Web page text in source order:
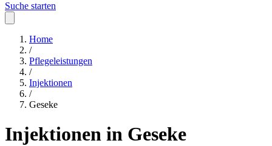
Suche starten
Home
/
Pflegeleistungen
/
Injektionen
/
Geseke
Injektionen in Geseke